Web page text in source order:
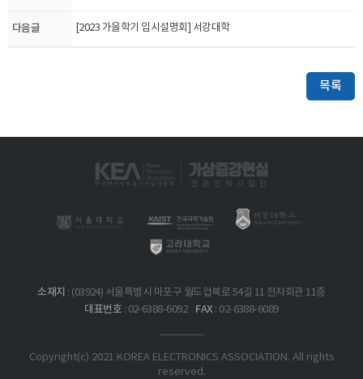
다음글 [2023 가을학기 입시설명회] 서강대학
목록
소재지 : (03924) 서울특별시 마포구 월드컵북로 54길 11 전자회관 11층
대표번호 : 02-6388-6092 FAX: 02-6388-6089
Copyright(c) 2021 KOREA ELECTRONICS ASSOCIATION. All rights
reserved.